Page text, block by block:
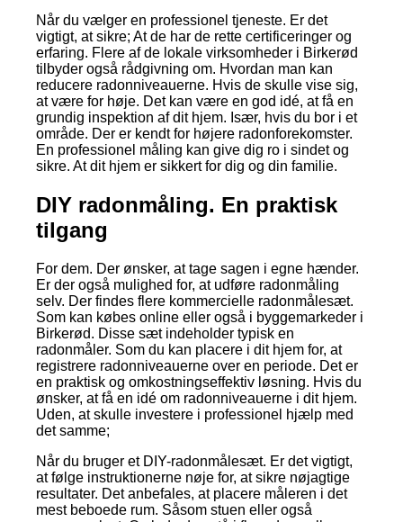
Når du vælger en professionel tjeneste. Er det
vigtigt, at sikre; At de har de rette certificeringer og
erfaring. Flere af de lokale virksomheder i Birkerød
tilbyder også rådgivning om. Hvordan man kan
reducere radonniveauerne. Hvis de skulle vise sig,
at være for høje. Det kan være en god idé, at få en
grundig inspektion af dit hjem. Især, hvis du bor i et
område. Der er kendt for højere radonforekomster.
En professionel måling kan give dig ro i sindet og
sikre. At dit hjem er sikkert for dig og din familie.
DIY radonmåling. En praktisk
tilgang
For dem. Der ønsker, at tage sagen i egne hænder.
Er der også mulighed for, at udføre radonmåling
selv. Der findes flere kommercielle radonmålesæt.
Som kan købes online eller også i byggemarkeder i
Birkerød. Disse sæt indeholder typisk en
radonmåler. Som du kan placere i dit hjem for, at
registrere radonniveauerne over en periode. Det er
en praktisk og omkostningseffektiv løsning. Hvis du
ønsker, at få en idé om radonniveauerne i dit hjem.
Uden, at skulle investere i professionel hjælp med
det samme;
Når du bruger et DIY-radonmålesæt. Er det vigtigt,
at følge instruktionerne nøje for, at sikre nøjagtige
resultater. Det anbefales, at placere måleren i det
mest beboede rum. Såsom stuen eller også